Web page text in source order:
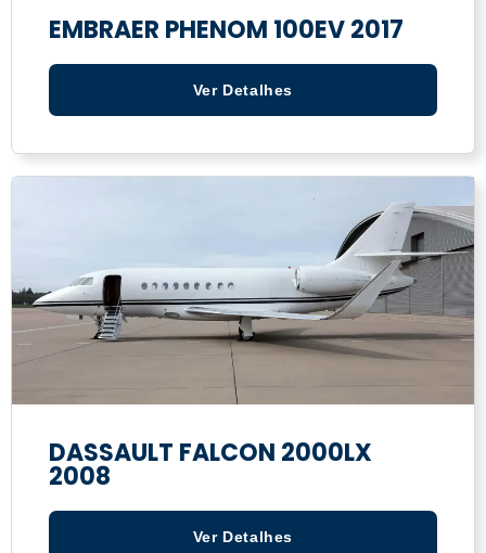
EMBRAER PHENOM 100EV 2017
Ver Detalhes
DASSAULT FALCON 2000LX
2008
Ver Detalhes